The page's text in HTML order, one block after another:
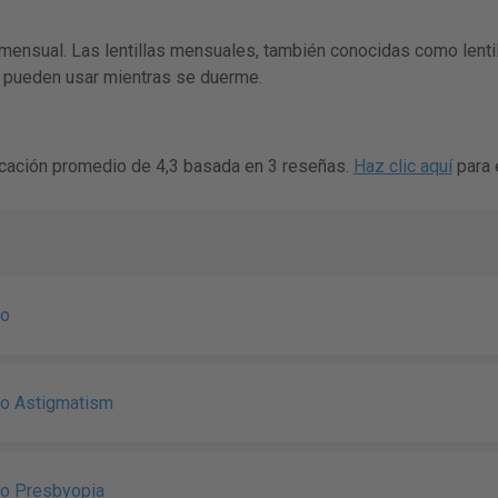
Las lentillas mensuales, también conocidas como
usar mientras se duerme.
promedio de 4,3 basada en 3 reseñas. Haz clic aquípara
Astigmatism
Presbyopia